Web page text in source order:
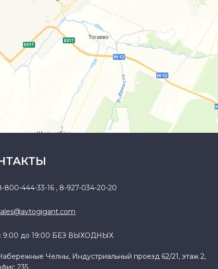
800-444-33-16 , 8-927-034-20-20
9:00 до 19:00 БЕЗ ВЫХОДНЫХ
Челны, Индустриальный проезд 62/21, этаж 2,
235